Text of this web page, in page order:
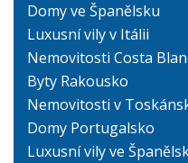
Domy ve Španělsku
Luxusní vily v Itálii
Nemovitosti Costa
Byty Rakousko
Nemovitosti v
Domy Portugalsko
Luxusní vily ve